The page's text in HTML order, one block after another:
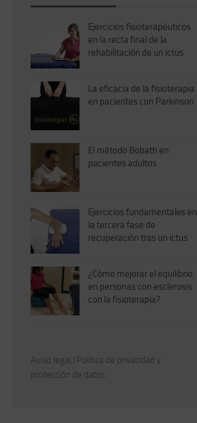
Ejercicios fisioterapéuticos
en la recta final de la
rehabilitación de un ictus
La eficacia de la fisioterapia
en pacientes con Parkinson
El método Bobath en
pacientes adultos
Ejercicios fundamentales en
la tercera fase de
recuperación tras un ictus
¿Cómo mejorar el equilibrio
en personas con esclerosis
con la fisioterapia?
Aviso legal | Política de privacidad y
protección de datos